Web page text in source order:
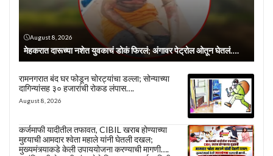
August 8, 2026
मेहकरात दारूच्या नशेत युवकाचं डोकं फिरलं; अंगावर पेट्रोल ओतून घेतलं….
रामनगरात बंद घर फोडून चोरट्यांचा डल्ला; सोन्याच्या
दागिन्यांसह ३० हजारांची रोकड लंपास….
August 8, 2026
कर्जमाफी यादीतील तफावत, CIBIL खराब होण्याच्या
मुद्द्याची आमदार श्वेता महाले यांनी घेतली दखल;
मुख्यमंत्र्याकडे केली उपाययोजना करण्याची मागणी….